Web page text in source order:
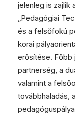
jelenleg is zajlik
„Pedagógiai
és a felsőfokú
korai
erősítése. Főbb
partnerség, a
valamint a
továbbhaladás,